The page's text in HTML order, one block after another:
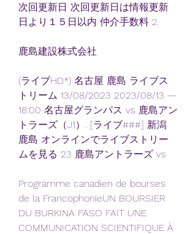
次回更新日 次回更新日は情報更新
日より１５日以内 仲介手数料 2.
鹿島建設株式会社
(ライブHD*) 名古屋 鹿島 ライブス
トリーム 13/08/2023 2023/08/13 —
18:00 名古屋グランパス vs 鹿島アン
トラーズ（J1）. [ライブ###] 新潟
鹿島 オンラインでライブストリー
ムを見る 23 鹿島アントラーズ vs
Programme canadien de bourses
de la FrancophonieUN BOURSIER
DU BURKINA FASO FAIT UNE
COMMUNICATION SCIENTIFIQUE À